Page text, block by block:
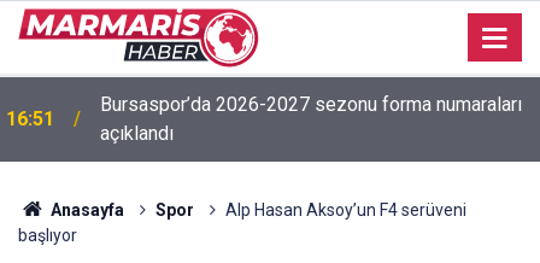
16:51
Bursaspor’da 2026-2027 sezonu forma numaraları
açıklandı
Anasayfa Spor
Alp Hasan Aksoy’un F4 serüveni
başlıyor